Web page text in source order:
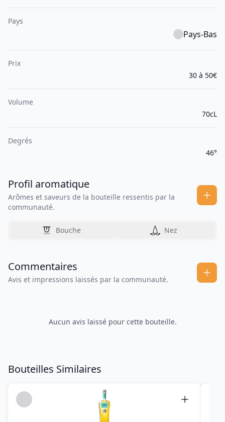
Pays
Pays-Bas
Prix
30 à 50€
Volume
70cL
Degrés
46°
Profil aromatique
Arômes et saveurs de la bouteille ressentis par la
communauté.
Bouche Nez
Commentaires
Avis et impressions laissés par la communauté.
Aucun avis laissé pour cette bouteille.
Bouteilles Similaires